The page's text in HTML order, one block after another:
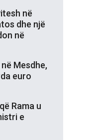
në
dhe një
në
Mesdhe,
euro
Rama u
e